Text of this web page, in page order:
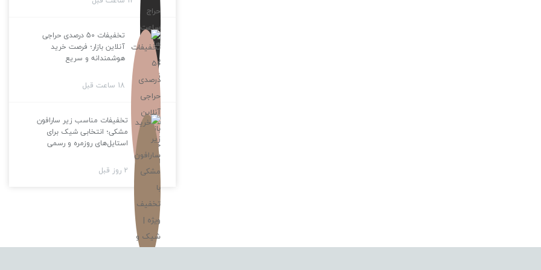
تخفیفات 50 درصدی حراجی
آنلاین بازار؛ فرصت خرید
هوشمندانه و سریع
18 ساعت قبل
تخفیفات مناسب زیر سارافون
مشکی؛ انتخابی شیک برای
استایل‌های روزمره و رسمی
2 روز قبل